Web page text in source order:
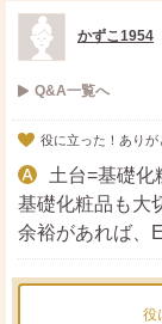
ト
かずこ1954
Q&A一覧へ
役に立った！ありが
土台=基礎化
基礎化粧品も大
余裕があれば、
役